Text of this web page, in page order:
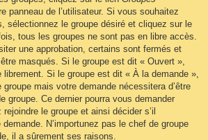
panneau de l’utilisateur. Si vous souhaitez
sélectionnez le groupe désiré et cliquez sur le
tous les groupes ne sont pas en libre accès.
une approbation, certains sont fermés et
masqués. Si le groupe est dit « Ouvert »,
librement. Si le groupe est dit « À la demande »,
mais votre demande nécessitera d’être
groupe. Ce dernier pourra vous demander
le groupe et ainsi décider s’il
N’importunez pas le chef de groupe
il a sûrement ses raisons.